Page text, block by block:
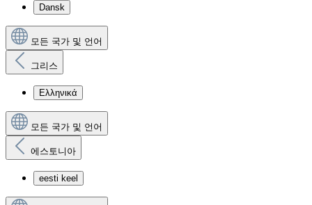
Dansk
모든 국가 및 언어
그리스
Ελληνικά
모든 국가 및 언어
에스토니아
eesti keel